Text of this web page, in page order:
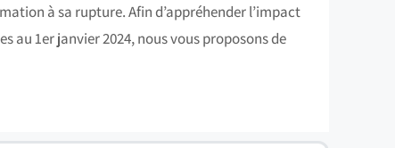
à sa rupture. Afin d’appréhender l’impact
au 1er janvier 2024, nous vous proposons de